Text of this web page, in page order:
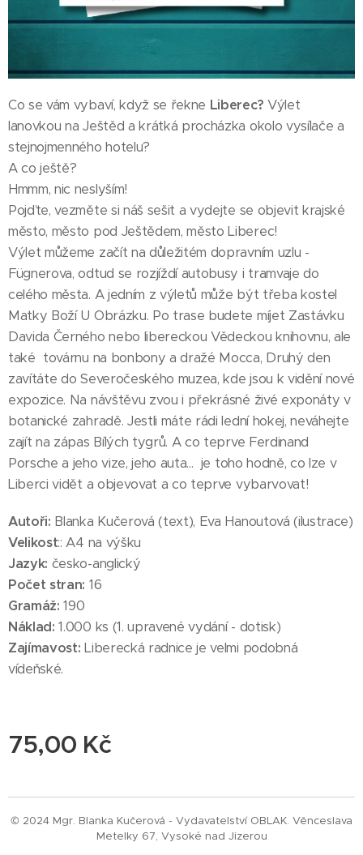
Co se vám vybaví, když se řekne Liberec? Výlet
lanovkou na Ještěd a krátká procházka okolo vysílače a
stejnojmenného hotelu?
A co ještě?
Hmmm, nic neslyším!
Pojďte, vezměte si náš sešit a vydejte se objevit krajské
město, město pod Ještědem, město Liberec!
Výlet můžeme začít na důležitém dopravním uzlu -
Fügnerova, odtud se rozjíždí autobusy i tramvaje do
celého města. A jedním z výletů může být třeba kostel
Matky Boží U Obrázku. Po trase budete míjet Zastávku
Davida Černého nebo libereckou Vědeckou knihovnu, ale
také továrnu na bonbony a dražé Mocca, Druhý den
zavítáte do Severočeského muzea, kde jsou k vidění nové
expozice. Na návštěvu zvou i překrásné živé exponáty v
botanické zahradě. Jestli máte rádi lední hokej, neváhejte
zajít na zápas Bílých tygrů. A co teprve Ferdinand
Porsche a jeho vize, jeho auta... je toho hodně, co lze v
Liberci vidět a objevovat a co teprve vybarvovat!
Autoři: Blanka Kučerová (text), Eva Hanoutová (ilustrace)
Velikost:: A4 na výšku
Jazyk: česko-anglický
Počet stran: 16
Gramáž:190
Náklad:1.000 ks (1. upravené vydání - dotisk)
Zajímavost:Liberecká radnice je velmi podobná
vídeňské.
75,00 Kč
© 2024 Mgr. Blanka Kučerová - Vydavatelství OBLAK. Věnceslava
Metelky 67, Vysoké nad Jizerou